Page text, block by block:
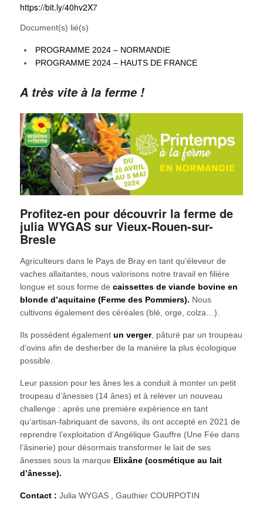
https://bit.ly/40hv2X7
Document(s) lié(s)
PROGRAMME 2024 – NORMANDIE
PROGRAMME 2024 – HAUTS DE FRANCE
A très vite à la ferme !
Profitez-en pour découvrir la ferme de
julia WYGAS sur Vieux-Rouen-sur-
Bresle
Agriculteurs dans le Pays de Bray en tant qu’éleveur de
vaches allaitantes, nous valorisons notre travail en filière
longue et sous forme de caissettes de viande bovine en
blonde d’aquitaine (Ferme des Pommiers). Nous
cultivons également des céréales (blé, orge, colza…).
Ils possèdent également un verger, pâturé par un troupeau
d’ovins afin de desherber de la manière la plus écologique
possible.
Leur passion pour les ânes les a conduit à monter un petit
troupeau d’ânesses (14 ânes) et à relever un nouveau
challenge : après une première expérience en tant
qu’artisan-fabriquant de savons, ils ont accepté en 2021 de
reprendre l’exploitation d’Angélique Gauffre (Une Fée dans
l’âsinerie) pour désormais transformer le lait de ses
ânesses sous la marque Elixâne (cosmétique au lait
d’ânesse).
Contact : Julia WYGAS , Gauthier COURPOTIN